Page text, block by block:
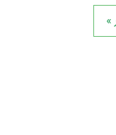
»